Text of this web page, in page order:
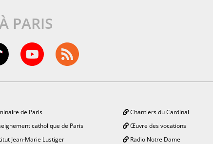
PARIS
de Paris
catholique de Paris
Jean-Marie Lustiger
Chantiers du Cardinal
Œuvre des vocations
Radio Notre Dame